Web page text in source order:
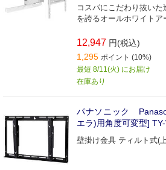
コスパにこだわり抜い
を誇るオールホワイトア
12,947 円(税込)
1,295 ポイント (10%)
最短 8/11(火) にお届け
在庫あり
パナソニック
エラ)用角度可変型]
壁掛け金具 ティルト式(